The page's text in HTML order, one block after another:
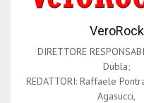
VeroRock
DIRETTORE
Dubla;
REDATTORI: Raffaele
Agasucci,